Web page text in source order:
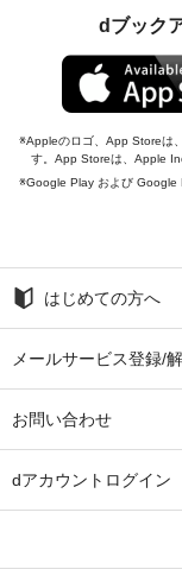
dブック
Appleのロゴ、App Storeは
す。App Storeは、Apple
Google Play および Google
はじめての方へ
メールサービス登録/
お問い合わせ
dアカウントログイン